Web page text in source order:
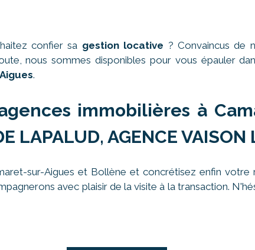
confier sa gestion locative ? Convaincus de
nous sommes disponibles pour vous épauler
.
immobilières à
LAPALUD, AGENCE VAISON
sur-Aigues et Bollène et concrétisez enfin votre
avec plaisir de la visite à la transaction.